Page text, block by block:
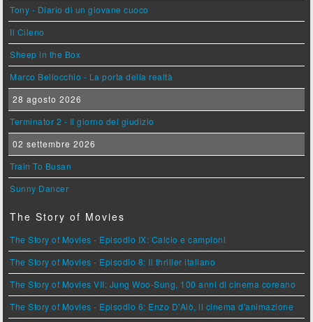
Tony - Diario di un giovane cuoco
Il Cileno
Sheep in the Box
Marco Bellocchio - La porta della realtà
28 agosto 2026
Terminator 2 - Il giorno del giudizio
02 settembre 2026
Train To Busan
Sunny Dancer
The Story of Movies
The Story of Movies - Episodio IX: Calcio e campioni
The Story of Movies - Episodio 8: Il thriller italiano
The Story of Movies VII: Jung Woo-Sung, 100 anni di cinema coreano
The Story of Movies - Episodio 6: Enzo D'Alò, il cinema d'animazione